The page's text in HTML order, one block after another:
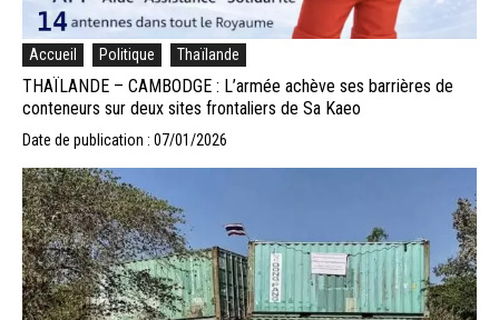
Accueil Politique Thaïlande
THAÏLANDE – CAMBODGE : L’armée achève ses barrières de
conteneurs sur deux sites frontaliers de Sa Kaeo
Date de publication : 07/01/2026